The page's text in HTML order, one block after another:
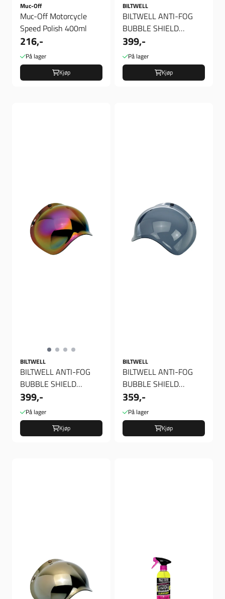
Muc-Off
Muc-Off Motorcycle
Speed Polish 400ml
216,-
På lager
Kjøp
BILTWELL
BILTWELL ANTI-FOG
BUBBLE SHIELD
CHROME, Boble Visir
399,-
På lager
Kjøp
BILTWELL
BILTWELL ANTI-FOG
BUBBLE SHIELD
RAINBOW, Boble Visir
399,-
På lager
Kjøp
BILTWELL
BILTWELL ANTI-FOG
BUBBLE SHIELD
SMOKE, Boble Visir
359,-
På lager
Kjøp